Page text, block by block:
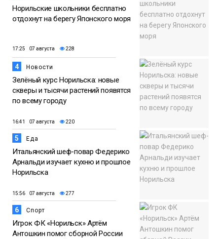
Норильские школьники бесплатно
отдохнут на берегу Японского моря
17:25 07 августа 228
4 Новости
Зелёный курс Норильска: новые
скверы и тысячи растений появятся
по всему городу
16:41 07 августа 220
5 Еда
Итальянский шеф-повар Федерико
Арнальди изучает кухню и прошлое
Норильска
15:56 07 августа 277
6 Спорт
Игрок ФК «Норильск» Артём
Антошкин помог сборной России